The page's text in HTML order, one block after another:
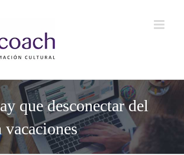
que desconectar del
vacaciones